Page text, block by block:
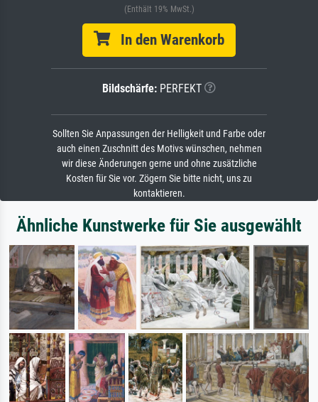
(Enthält 19% MwSt.)
In den Warenkorb
Bildschärfe: PERFEKT
Sollten Sie Anpassungen der Helligkeit und Farbe oder
auch einen Zuschnitt des Motivs wünschen, nehmen
wir diese Änderungen gerne und ohne zusätzliche
Kosten für Sie vor. Zögern Sie bitte nicht, uns zu
kontaktieren.
Ähnliche Kunstwerke für Sie ausgewählt